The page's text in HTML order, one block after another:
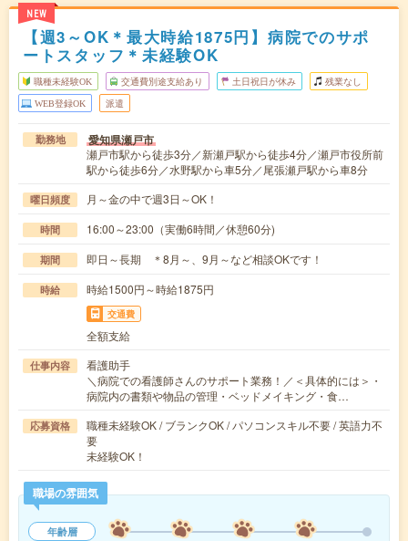
NEW
【週3～OK＊最大時給1875円】病院でのサポ
ートスタッフ＊未経験OK
職種未経験OK 交通費別途支給あり 土日祝日が休み 残業なし
WEB登録OK 派遣
勤務地 愛知県瀬戸市
瀬戸市駅から徒歩3分／新瀬戸駅から徒歩4分／瀬戸市役所前
駅から徒歩6分／水野駅から車5分／尾張瀬戸駅から車8分
曜日頻度 月～金の中で週3日～OK！
時間 16:00～23:00（実働6時間／休憩60分)
期間 即日～長期 ＊8月～、9月～など相談OKです！
時給 時給1500円～時給1875円
交通費
全額支給
仕事内容
看護助手
＼病院での看護師さんのサポート業務！／＜具体的には＞・
病院内の書類や物品の管理・ベッドメイキング・食…
応募資格
職種未経験OK / ブランクOK / パソコンスキル不要 / 英語力不
要
未経験OK！
職場の雰囲気
年齢層